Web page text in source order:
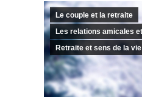
Le couple et la retraite
Les relations amicales
Retraite et sens de la vie